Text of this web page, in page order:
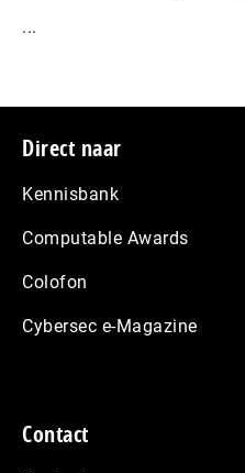
...
Footer
Direct naar
Kennisbank
Computable Awards
Colofon
Cybersec e-Magazine
Contact